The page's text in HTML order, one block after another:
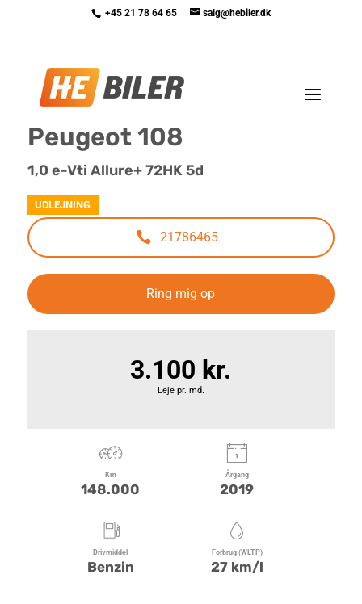
+45 21 78 64 65 salg@hebiler.dk
Tilbage til søgeresultat
Peugeot 108
1,0 e-Vti Allure+ 72HK 5d
UDLEJNING
21786465
Ring mig op
3.100 kr.
Leje pr. md.
Km
148.000
Årgang
2019
Drivmiddel
Benzin
Forbrug (WLTP)
27 km/l